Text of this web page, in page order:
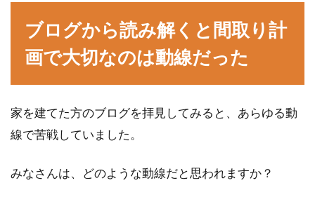
新築の場合決めることは沢山ありますが、その
ひとつとしてエアコンの室外機をどこに置くか
ということが...
1Kの物件にあるキッチンは狭いのが
悩み！その対策とは？
1Kなどの物件で一人暮らしを始めた方やこれか
ブログから読み解くと間取り計
画で大切なのは動線だった
家を建てた方のブログを拝見してみると、あらゆる動
線で苦戦していました。
みなさんは、どのような動線だと思われますか？